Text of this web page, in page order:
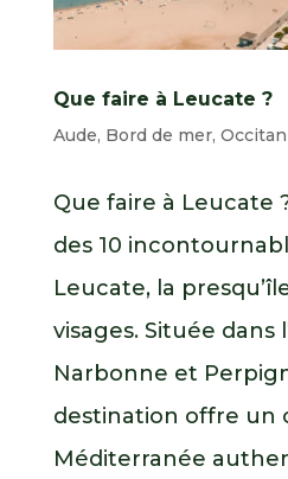
Que faire à Leucate ?
Aude, Bord de mer,
Que faire à Leucate
des 10
Leucate, la
visages. Située dans
Narbonne et
destination offre un
Méditerranée